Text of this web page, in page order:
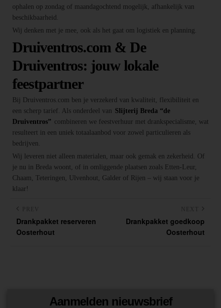
ophalen op zondag of maandagochtend mogelijk, afhankelijk van
beschikbaarheid.
Wij denken met je mee, ook als het gaat om logistiek en planning.
Druiventros.com & De
Druiventros: jouw lokale
feestpartner
Bij Druiventros.com ben je verzekerd van kwaliteit, flexibiliteit en
een scherp tarief. Als onderdeel van Slijterij Breda “de
Druiventros” combineren we feestverhuur met drankspecialisme, wat
resulteert in een uniek totaalaanbod voor zowel particulieren als
bedrijven.
Wij leveren niet alleen materialen, maar ook gemak en zekerheid. Of
je nu in Breda woont, of in omliggende plaatsen zoals Etten-Leur,
Chaam, Teteringen, Ulvenhout, Galder of Rijen – wij staan voor je
klaar!
PREV
Drankpakket reserveren
Oosterhout
NEXT
Drankpakket goedkoop
Oosterhout
Aanmelden nieuwsbrief